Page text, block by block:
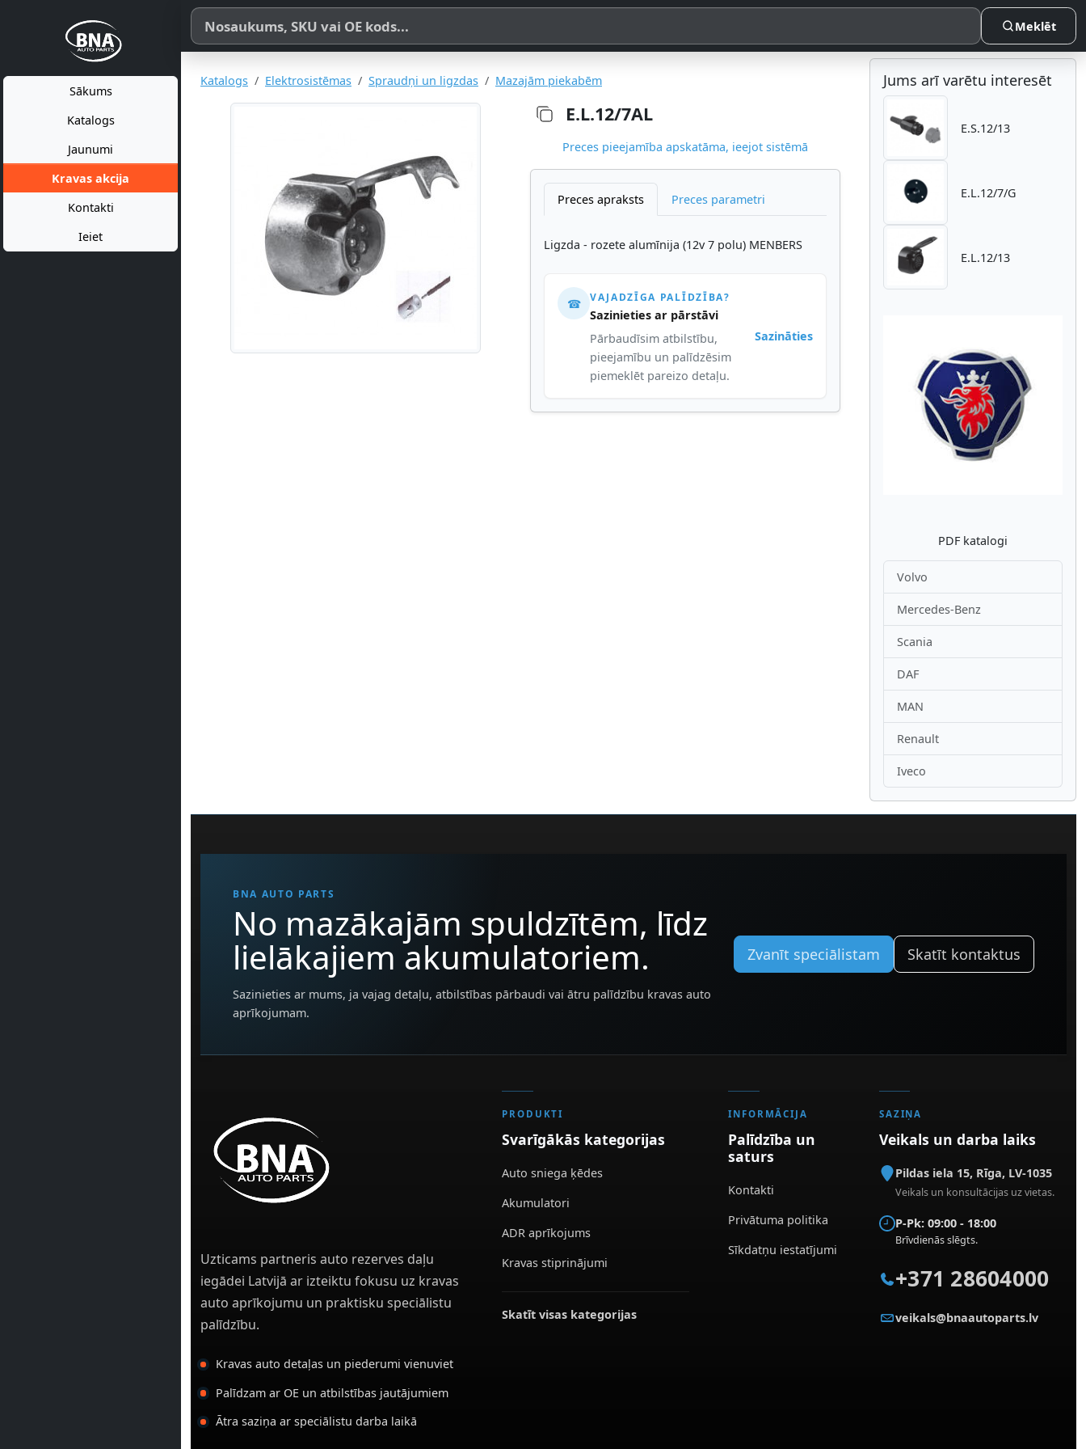
Sākums
Katalogs
Jaunumi
Kravas akcija
Kontakti
Ieiet
Meklēt pēc produkta nosaukuma, SKU vai OE koda
Meklēt
Katalogs Elektrosistēmas Spraudņi un ligzdas Mazajām piekabēm
E.L.12/7AL
Preces pieejamība apskatāma, ieejot sistēmā
Preces apraksts Preces parametri
Ligzda - rozete alumīnija (12v 7 polu) MENBERS
☎ VAJADZĪGA PALĪDZĪBA?
Sazinieties ar pārstāvi
Pārbaudīsim atbilstību,
pieejamību un palīdzēsim
piemeklēt pareizo detaļu.
Sazināties
Jums arī varētu interesēt
E.S.12/13
E.L.12/7/G
E.L.12/13
Atpakaļ
PDF katalogi
Volvo
Mercedes-Benz
Scania
DAF
MAN
Renault
Iveco
BNA AUTO PARTS
No mazākajām spuldzītēm, līdz
lielākajiem akumulatoriem.
Sazinieties ar mums, ja vajag detaļu, atbilstības pārbaudi vai ātru palīdzību kravas auto
aprīkojumam.
Zvanīt speciālistam Skatīt kontaktus
Uzticams partneris auto rezerves daļu
iegādei Latvijā ar izteiktu fokusu uz kravas
auto aprīkojumu un praktisku speciālistu
palīdzību.
Kravas auto detaļas un piederumi vienuviet
Palīdzam ar OE un atbilstības jautājumiem
Ātra saziņa ar speciālistu darba laikā
PRODUKTI
Svarīgākās kategorijas
Auto sniega ķēdes
Akumulatori
ADR aprīkojums
Kravas stiprinājumi
Skatīt visas kategorijas
INFORMĀCIJA
Palīdzība un
saturs
Kontakti
Privātuma politika
Sīkdatņu iestatījumi
SAZIŅA
Veikals un darba laiks
Pildas iela 15, Rīga, LV-1035
Veikals un konsultācijas uz vietas.
P-Pk: 09:00 - 18:00
Brīvdienās slēgts.
+371 28604000
veikals@bnaautoparts.lv